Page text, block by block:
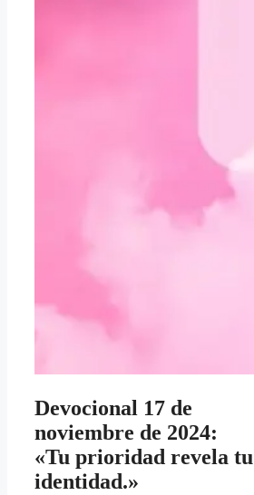
Devocional 17 de
noviembre de 2024:
«Tu prioridad revela tu
identidad.»